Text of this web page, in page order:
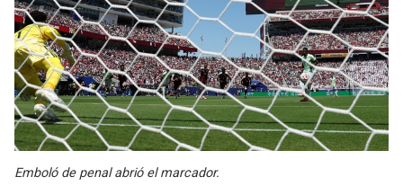
Emboló de penal abrió el marcador.